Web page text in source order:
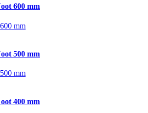
600 mm
mm
500 mm
mm
400 mm